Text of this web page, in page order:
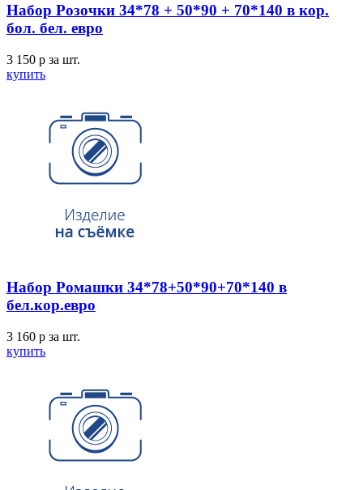
Набор Розочки 34*78 + 50*90 + 70*140 в кор.
бол. бел. евро
3 150 p за шт.
купить
Набор Ромашки 34*78+50*90+70*140 в
бел.кор.евро
3 160 p за шт.
купить